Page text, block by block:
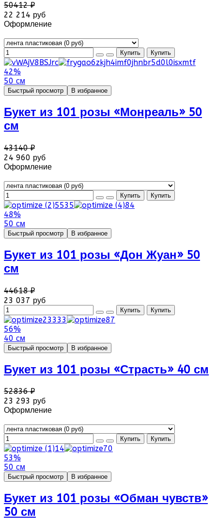
50412 ₽
22 214 руб
Оформление
42%
50 см
Быстрый просмотр В избранное
Букет из 101 розы «Монреаль» 50
см
43140 ₽
24 960 руб
Оформление
48%
50 см
Быстрый просмотр В избранное
Букет из 101 розы «Дон Жуан» 50
см
44618 ₽
23 037 руб
56%
40 см
Быстрый просмотр В избранное
Букет из 101 розы «Страсть» 40 см
52836 ₽
23 293 руб
Оформление
53%
50 см
Быстрый просмотр В избранное
Букет из 101 розы «Обман чувств»
50 см